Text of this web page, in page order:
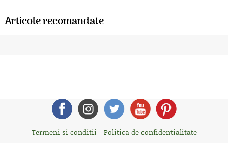
Articole recomandate
Termeni si conditii
Politica de confidentialitate